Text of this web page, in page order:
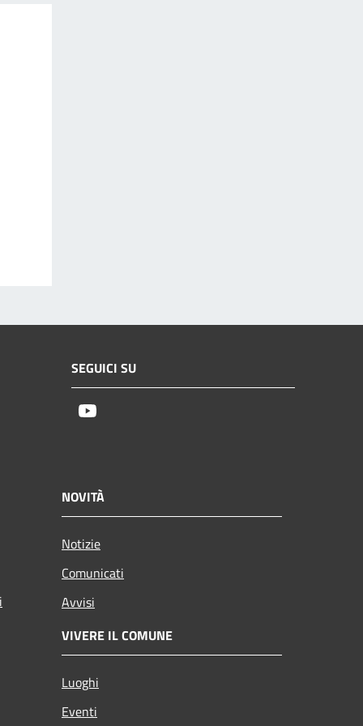
SEGUICI SU
NOVITÀ
Notizie
Comunicati
Avvisi
VIVERE IL COMUNE
Luoghi
Eventi